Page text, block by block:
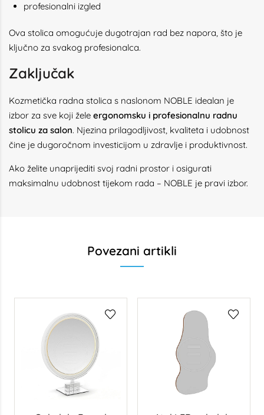
profesionalni izgled
Ova stolica omogućuje dugotrajan rad bez napora, što je
ključno za svakog profesionalca.
Zaključak
Kozmetička radna stolica s naslonom NOBLE idealan je
izbor za sve koji žele ergonomsku i profesionalnu radnu
stolicu za salon. Njezina prilagodljivost, kvaliteta i udobnost
čine je dugoročnom investicijom u zdravlje i produktivnost.
Ako želite unaprijediti svoj radni prostor i osigurati
maksimalnu udobnost tijekom rada – NOBLE je pravi izbor.
Povezani artikli